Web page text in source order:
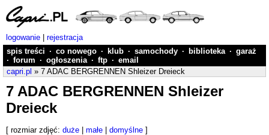
logowanie
rejestracja
spis treści · co nowego · klub · samochody · biblioteka · garaż
· forum · ogłoszenia · ftp · email
capri.pl » 7 ADAC BERGRENNEN Shleizer Dreieck
7 ADAC BERGRENNEN Shleizer
Dreieck
[ rozmiar zdjęć: duże małe domyślne ]